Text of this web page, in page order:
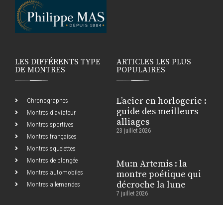
LES DIFFÉRENTS TYPE
DE MONTRES
Chronographes
Montres d’aviateur
Montres sportives
Montres françaises
Montres squelettes
Montres de plongée
Montres automobiles
Montres allemandes
ARTICLES LES PLUS
POPULAIRES
L’acier en horlogerie :
guide des meilleurs
alliages
23 juillet 2026
Mu:n Artemis : la
montre poétique qui
décroche la lune
7 juillet 2026